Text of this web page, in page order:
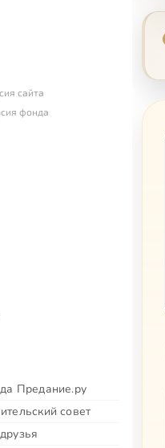
сайта
фонда
Предание.ру
совет